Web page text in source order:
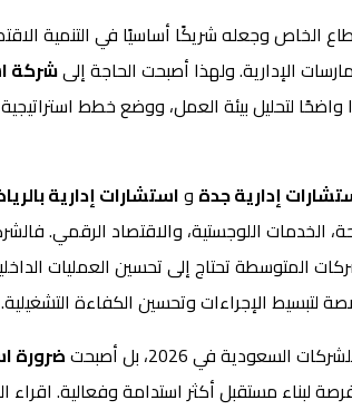
الخاص وجعله شريكًا أساسيًا في التنمية
الإدارية. ولهذا أصبحت الحاجة إلىشركة
واضحًا لتحليل بيئة العمل، ووضع خطط
إدارية جدة واستشارات إدارية
اللوجستية، والاقتصاد الرقمي.
المتوسطة تحتاج إلى تحسين العمليات
لتبسيط الإجراءات وتحسين الكفاءة التشغيلية.
في 2026، بل أصبحت
ضرورة
لبناء مستقبل أكثر استدامة وفعالية. اقراء